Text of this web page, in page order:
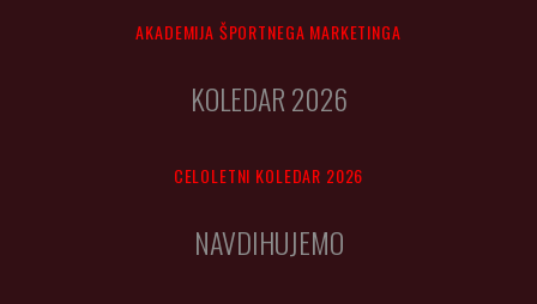
AKADEMIJA ŠPORTNEGA MARKETINGA
KOLEDAR 2026
CELOLETNI KOLEDAR 2026
NAVDIHUJEMO